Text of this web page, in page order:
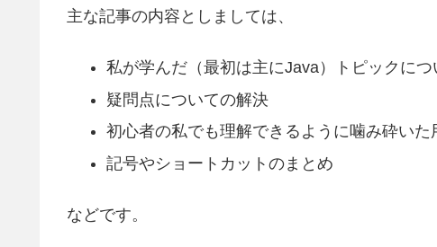
主な記事の内容としましては、
私が学んだ（最初は主にJava）トピックに
疑問点についての解決
初心者の私でも理解できるように噛み砕いた
記号やショートカットのまとめ
などです。